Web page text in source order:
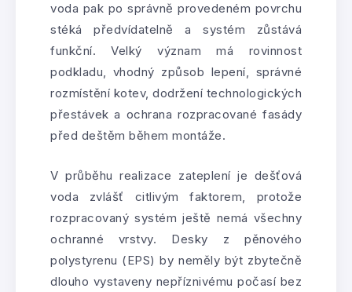
voda pak po správně provedeném povrchu
stéká předvídatelně a systém zůstává
funkční. Velký význam má rovinnost
podkladu, vhodný způsob lepení, správné
rozmístění kotev, dodržení technologických
přestávek a ochrana rozpracované fasády
před deštěm během montáže.
V průběhu realizace zateplení je dešťová
voda zvlášť citlivým faktorem, protože
rozpracovaný systém ještě nemá všechny
ochranné vrstvy. Desky z pěnového
polystyrenu (EPS) by neměly být zbytečně
dlouho vystaveny nepříznivému počasí bez